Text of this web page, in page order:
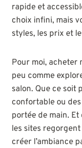
rapide et
choix infini, mais
styles, les prix et
Pour moi, acheter
peu comme
salon. Que ce soit
confortable ou des
portée de main. Et
les sites
créer l’ambiance